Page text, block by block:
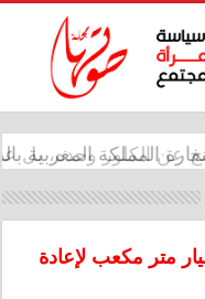
المغربية بالذكرى الـ27
بحاجة إلى أكثر من 100 مليار متر مكعب لإعادة